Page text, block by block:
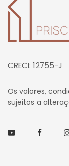
CRECI: 12755-J
Os valores,
sujeitos a
Youtube